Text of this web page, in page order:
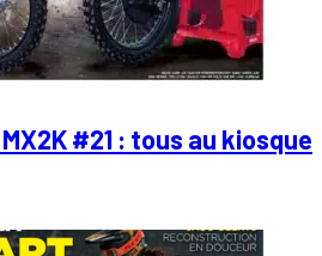
#21 : tous au kiosque